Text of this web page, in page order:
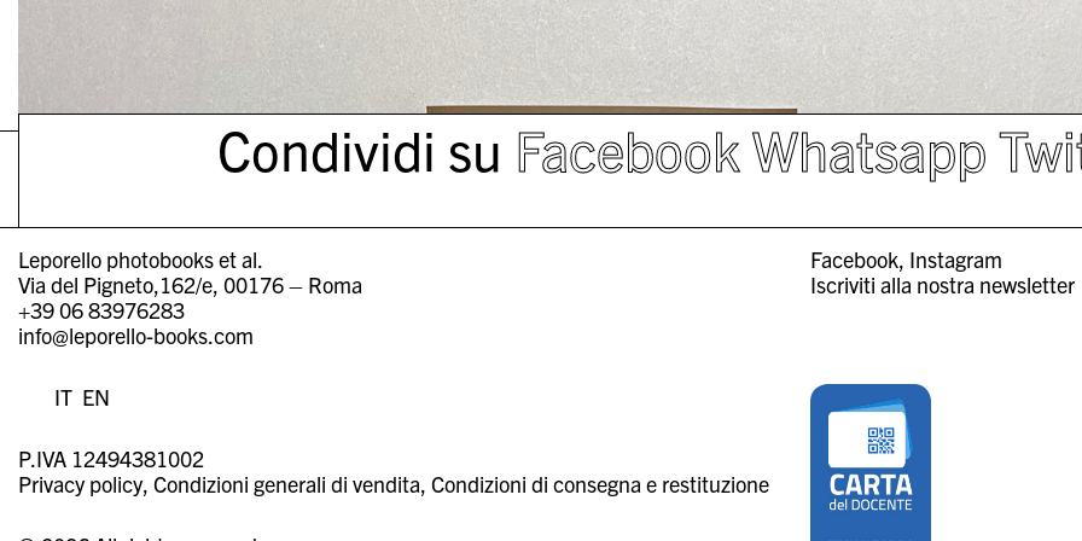
Condividi su FacebookWhatsapp
Facebook Instagram
Iscriviti alla nostra newsletter
Leporello photobooks et al.
Via del Pigneto,162/e, 00176 – Roma
+39 06 83976283
info@leporello-books.com
IT EN
P.IVA 12494381002
Privacy policy Condizioni generali di vendita Condizioni di consegna e restituzione